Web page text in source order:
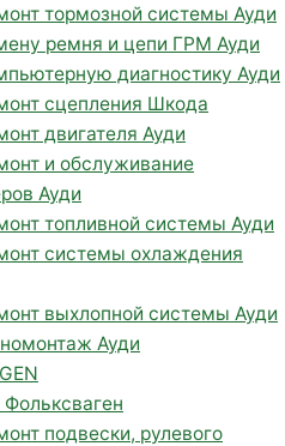
тормозной системы Ауди
ремня и цепи ГРМ Ауди
диагностику Ауди
сцепления Шкода
двигателя Ауди
и обслуживание
Ауди
топливной системы Ауди
системы охлаждения
выхлопной системы Ауди
Ауди
подвески, рулевого